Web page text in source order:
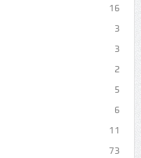
16
3
3
2
5
6
11
73